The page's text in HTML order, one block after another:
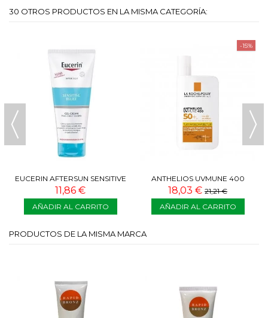
30 OTROS PRODUCTOS EN LA MISMA CATEGORÍA:
EUCERIN AFTERSUN SENSITIVE
RELIEF GEL-CREMA CARA Y
CUERPO...
11,86 €
AÑADIR AL CARRITO
-15%
ANTHELIOS UVMUNE 400
FLUIDO INVISIBLE SPF 50+ 50
ML
18,03 € 21,21 €
AÑADIR AL CARRITO
PRODUCTOS DE LA MISMA MARCA